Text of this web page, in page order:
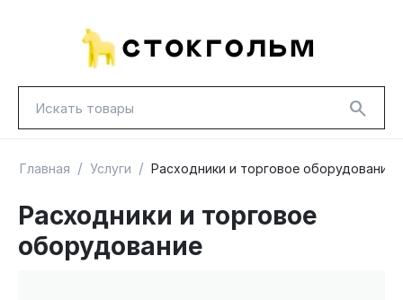
Главная / Услуги / Расходники и торговое оборудование
Расходники и торговое
оборудование